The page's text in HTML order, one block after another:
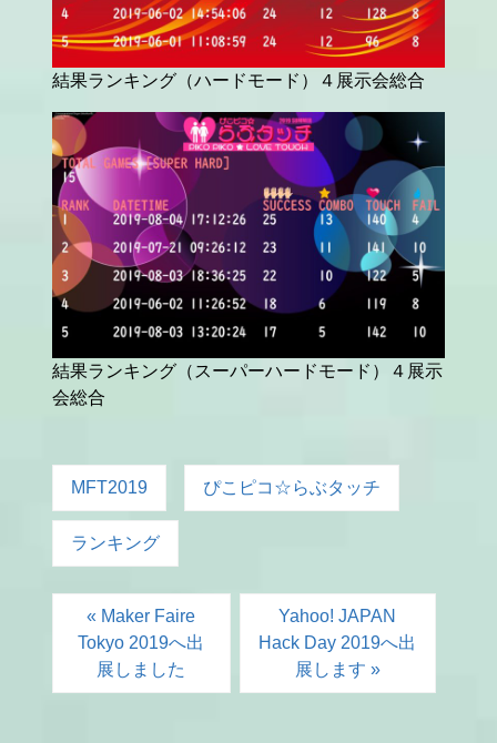
結果ランキング（ハードモード）４展示会総合
結果ランキング（スーパーハードモード）４展示
会総合
MFT2019 ぴこピコ☆らぶタッチ
ランキング
« Maker Faire
Tokyo 2019へ出
展しました
Yahoo! JAPAN
Hack Day 2019へ出
展します »